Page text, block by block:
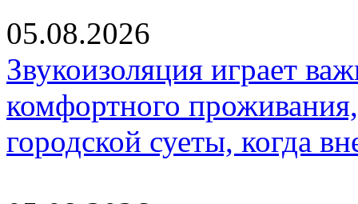
05.08.2026
Звукоизоляция играет
комфортного
городской суеты, когда